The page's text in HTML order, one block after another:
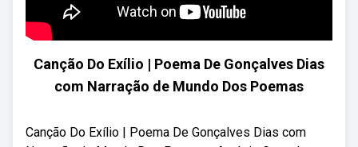
Canção Do Exílio | Poema De Gonçalves Dias
com Narração de Mundo Dos Poemas
Canção Do Exílio | Poema De Gonçalves Dias com